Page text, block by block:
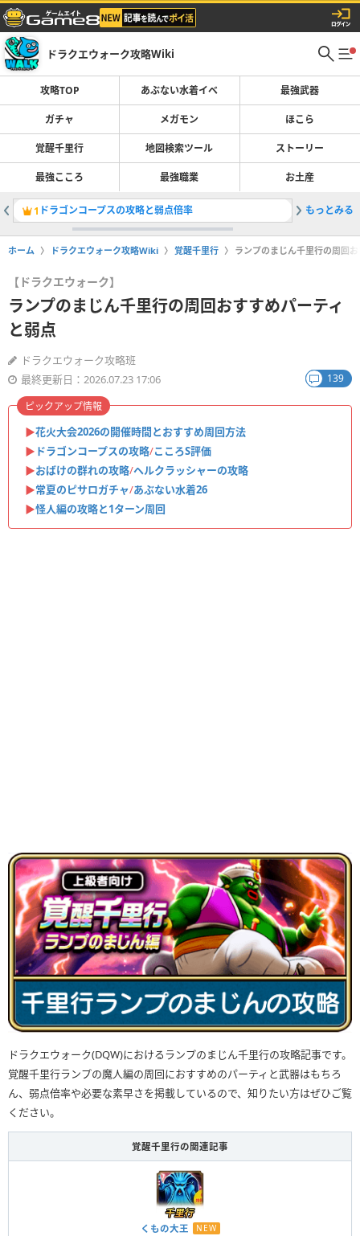
ドラクエウォーク攻略Wiki
攻略TOP あぶない水着イベ 最強武器
ガチャ メガモン ほこら
覚醒千里行 地図検索ツール ストーリー
最強こころ 最強職業 お土産
1 ドラゴンコープスの攻略と弱点倍率 2ガチャ(
もっとみる
ホーム ドラクエウォーク攻略Wiki 覚醒千里行 ランプのまじん千里行の周回
【ドラクエウォーク】
ランプのまじん千里行の周回おすすめパーティ
と弱点
ドラクエウォーク攻略班
最終更新日：2026.07.23 17:06
139
▶︎花火大会2026の開催時間とおすすめ周回方法
▶︎ ドラゴンコープスの攻略/こころS評価
▶︎おばけの群れの攻略/ヘルクラッシャーの攻略
▶︎常夏のピサロガチャ/あぶない水着26
▶︎怪人編の攻略と1ターン周回
ピックアップ情報
ドラクエウォーク(DQW)におけるランプのまじん千里行の攻略記事です。
覚醒千里行ランプの魔人編の周回におすすめのパーティと武器はもちろ
ん、弱点倍率や必要な素早さを掲載しているので、知りたい方はぜひご覧
ください。
覚醒千里行の関連記事
くもの大王 NEW